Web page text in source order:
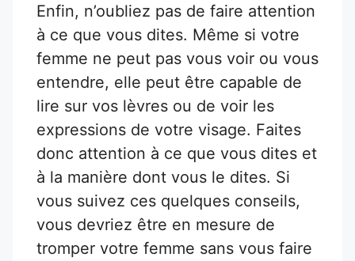
Enfin, n’oubliez pas de faire attention
à ce que vous dites. Même si votre
femme ne peut pas vous voir ou vous
entendre, elle peut être capable de
lire sur vos lèvres ou de voir les
expressions de votre visage. Faites
donc attention à ce que vous dites et
à la manière dont vous le dites. Si
vous suivez ces quelques conseils,
vous devriez être en mesure de
tromper votre femme sans vous faire